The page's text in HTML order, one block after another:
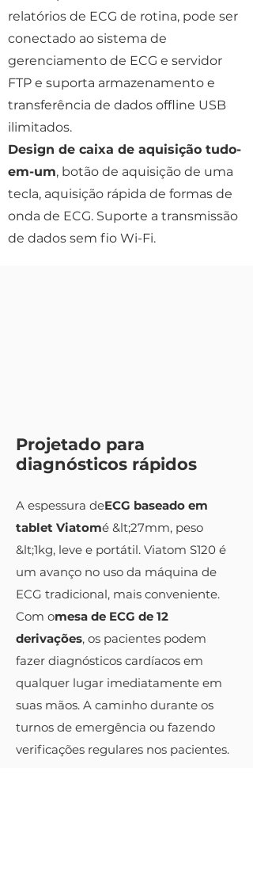
relatórios de ECG de rotina, pode ser
conectado ao sistema de
gerenciamento de ECG e servidor
FTP e suporta armazenamento e
transferência de dados offline USB
ilimitados.
Design de caixa de aquisição tudo-
em-um, botão de aquisição de uma
tecla, aquisição rápida de formas de
onda de ECG. Suporte a transmissão
de dados sem fio Wi-Fi.
Projetado para
diagnósticos rápidos
A espessura deECG baseado em
tablet Viatomé &lt;27mm, peso
&lt;1kg, leve e portátil. Viatom S120 é
um avanço no uso da máquina de
ECG tradicional, mais conveniente.
Com omesa de ECG de 12
derivações, os pacientes podem
fazer diagnósticos cardíacos em
qualquer lugar imediatamente em
suas mãos. A caminho durante os
turnos de emergência ou fazendo
verificações regulares nos pacientes.